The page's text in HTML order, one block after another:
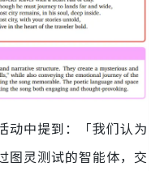
动中提到：「我们认为
图灵测试的智能体，交